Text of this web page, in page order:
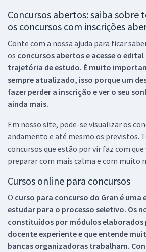
Concursos abertos: saiba sobre
os concursos com inscrições
Conte com a nossa ajuda para ficar
os concursos abertos e acesse o
trajetória de estudo. É muito
sempre atualizado, isso porque um
fazer perder a inscrição e ver o seu
ainda mais.
Em nosso site, pode-se visualizar os
andamento e até mesmo os previstos.
concursos que estão por vir faz com
preparar com mais calma e com muito
Cursos online para concursos
O curso para concurso do Gran é uma
estudar para o processo seletivo. Os
constituídos por módulos elaborados
docente experiente e que entende
bancas organizadoras trabalham.